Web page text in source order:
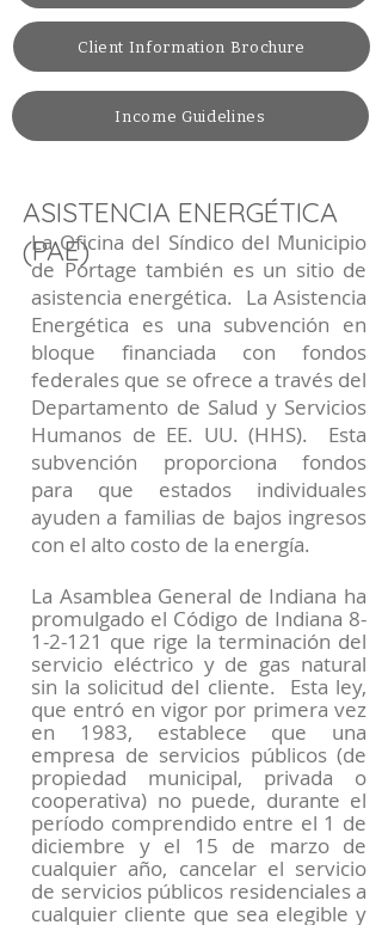
Client Information Brochure
Income Guidelines
ASISTENCIA ENERGÉTICA
(PAE)
La Oficina del Síndico del Municipio
de Portage también es un sitio de
asistencia energética. La Asistencia
Energética es una subvención en
bloque financiada con fondos
federales que se ofrece a través del
Departamento de Salud y Servicios
Humanos de EE. UU. (HHS). Esta
subvención proporciona fondos
para que estados individuales
ayuden a familias de bajos ingresos
con el alto costo de la energía.
La Asamblea General de Indiana ha
promulgado el Código de Indiana 8-
1-2-121 que rige la terminación del
servicio eléctrico y de gas natural
sin la solicitud del cliente. Esta ley,
que entró en vigor por primera vez
en 1983, establece que una
empresa de servicios públicos (de
propiedad municipal, privada o
cooperativa) no puede, durante el
período comprendido entre el 1 de
diciembre y el 15 de marzo de
cualquier año, cancelar el servicio
de servicios públicos residenciales a
cualquier cliente que sea elegible y